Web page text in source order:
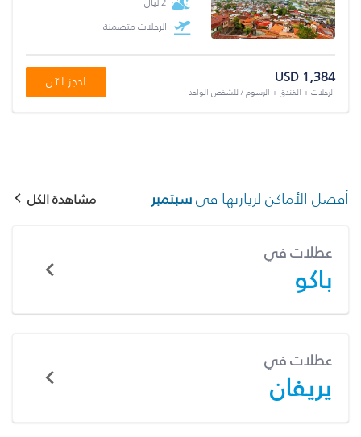
الرحلات متضمنة
USD 1,384
الرحلات + الفندق + الرسوم / للشخص الواحد
احجز الآن
أفضل الأماكن لزيارتها فيسبتمبر مشاهدة الكل
عطلات في
باكو
عطلات في
يريفان